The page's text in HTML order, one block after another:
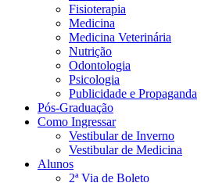
Fisioterapia
Medicina
Medicina Veterinária
Nutrição
Odontologia
Psicologia
Publicidade e Propaganda
Pós-Graduação
Como Ingressar
Vestibular de Inverno
Vestibular de Medicina
Alunos
2ª Via de Boleto